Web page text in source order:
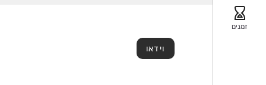
זמנים
וידאו